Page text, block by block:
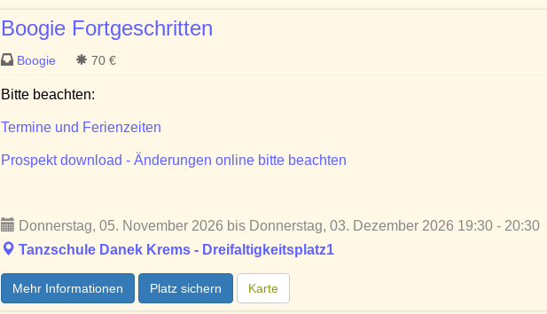
Boogie Fortgeschritten
Boogie 70 €
Bitte beachten:
Termine und Ferienzeiten
Prospekt download - Änderungen online bitte beachten
Donnerstag, 05. November 2026 bis Donnerstag, 03. Dezember 2026 19:30 - 20:30
Tanzschule Danek Krems - Dreifaltigkeitsplatz1
Mehr Informationen Platz sichern Karte